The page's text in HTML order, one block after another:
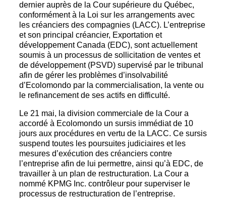
dernier auprès de la Cour supérieure du Québec,
conformément à la Loi sur les arrangements avec
les créanciers des compagnies (LACC). L’entreprise
et son principal créancier, Exportation et
développement Canada (EDC), sont actuellement
soumis à un processus de sollicitation de ventes et
de développement (PSVD) supervisé par le tribunal
afin de gérer les problèmes d’insolvabilité
d’Ecolomondo par la commercialisation, la vente ou
le refinancement de ses actifs en difficulté.
Le 21 mai, la division commerciale de la Cour a
accordé à Ecolomondo un sursis immédiat de 10
jours aux procédures en vertu de la LACC. Ce sursis
suspend toutes les poursuites judiciaires et les
mesures d’exécution des créanciers contre
l’entreprise afin de lui permettre, ainsi qu’à EDC, de
travailler à un plan de restructuration. La Cour a
nommé KPMG Inc. contrôleur pour superviser le
processus de restructuration de l’entreprise.